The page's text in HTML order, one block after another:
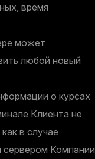
время
может
любой новый
о курсах
Клиента не
в случае
Компании